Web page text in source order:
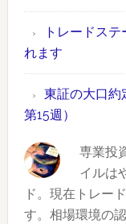
トレードス
れます
東証の大口約
第15週）
専業投
イルは
ド。現在トレー
す。相場環境の